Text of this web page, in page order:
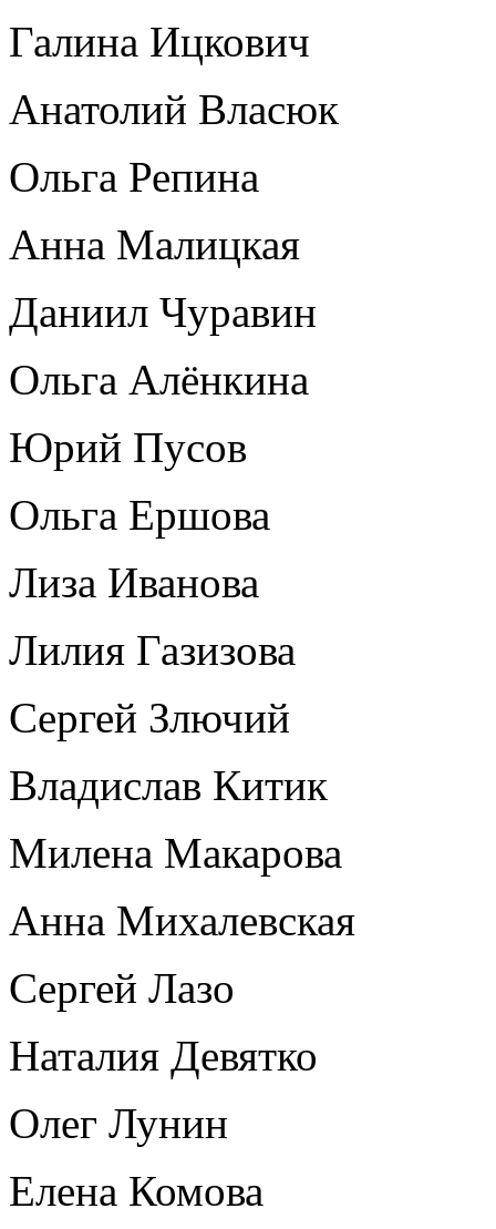
Галина Ицкович
Анатолий Власюк
Ольга Репина
Анна Малицкая
Даниил Чуравин
Ольга Алёнкина
Юрий Пусов
Ольга Ершова
Лиза Иванова
Лилия Газизова
Сергей Злючий
Владислав Китик
Милена Макарова
Анна Михалевская
Сергей Лазо
Наталия Девятко
Олег Лунин
Елена Комова